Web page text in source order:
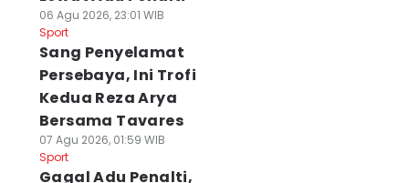
06 Agu 2026, 23:01 WIB
Sport
Sang Penyelamat
Persebaya, Ini Trofi
Kedua Reza Arya
Bersama Tavares
07 Agu 2026, 01:59 WIB
Sport
Gagal Adu Penalti,